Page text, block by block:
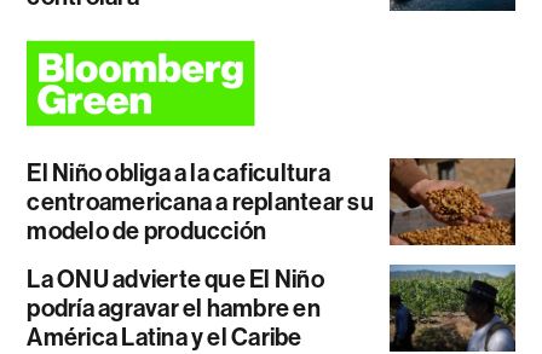
El Niño obliga a la caficultura
centroamericana a replantear su
modelo de producción
La ONU advierte que El Niño
podría agravar el hambre en
América Latina y el Caribe